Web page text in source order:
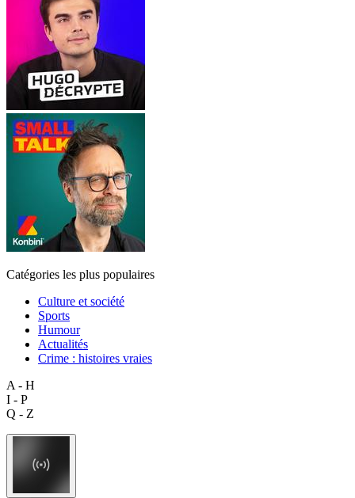
Catégories les plus populaires
Culture et société
Sports
Humour
Actualités
Crime : histoires vraies
A - H
I - P
Q - Z